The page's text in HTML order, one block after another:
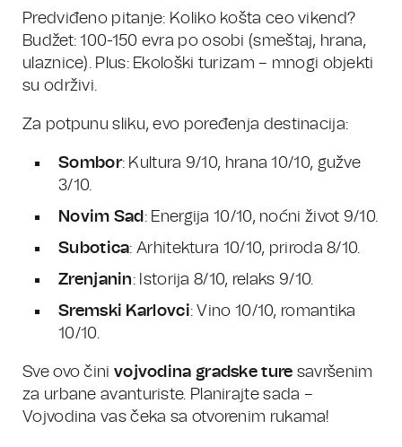
Predviđeno pitanje: Koliko košta ceo vikend?
Budžet: 100-150 evra po osobi (smeštaj, hrana,
ulaznice). Plus: Ekološki turizam – mnogi objekti
su održivi.
Za potpunu sliku, evo poređenja destinacija:
Sombor: Kultura 9/10, hrana 10/10, gužve
3/10.
Novim Sad : Energija 10/10, noćni život 9/10.
Subotica: Arhitektura 10/10, priroda 8/10.
Zrenjanin: Istorija 8/10, relaks 9/10.
Sremski Karlovci: Vino 10/10, romantika
10/10.
Sve ovo čini vojvodina gradske ture savršenim
za urbane avanturiste. Planirajte sada –
Vojvodina vas čeka sa otvorenim rukama!